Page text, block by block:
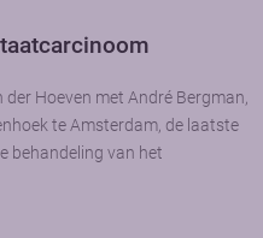
Hoeven met André Bergman,
te Amsterdam, de laatste
behandeling van het